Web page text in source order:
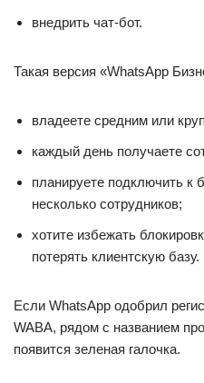
внедрить чат-бот.
Такая версия «WhatsApp
владеете средним или
каждый день получаете
планируете подключить к
несколько сотрудников;
хотите избежать
потерять клиентскую базу.
Если WhatsApp одобрил
WABA, рядом с названием
появится зеленая галочка.